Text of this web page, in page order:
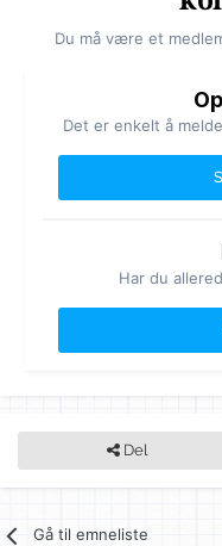
Du må være et
Det er enkelt å
Har du
Del
Gå til emneliste